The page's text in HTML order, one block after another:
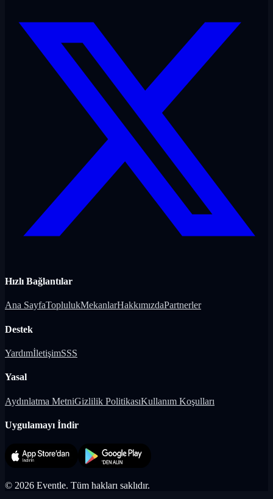
Hızlı Bağlantılar
Ana SayfaToplulukMekanlarHakkımızdaPartnerler
Destek
YardımİletişimSSS
Yasal
Aydınlatma MetniGizlilik PolitikasıKullanım Koşulları
Uygulamayı İndir
© 2026 Eventle. Tüm hakları saklıdır.